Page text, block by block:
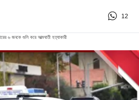
12
৬ জনকে গুলি করে আত্মঘাতী হত্যাকারী